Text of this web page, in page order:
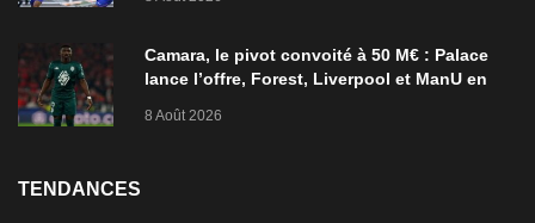
Camara, le pivot convoité à 50 M€ : Palace
lance l’offre, Forest, Liverpool et ManU en
8 Août 2026
TENDANCES